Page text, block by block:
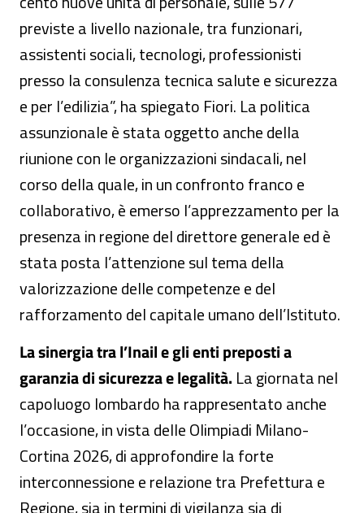
previste a livello nazionale, tra funzionari,
assistenti sociali, tecnologi, professionisti
presso la consulenza tecnica salute e sicurezza
e per l’edilizia”, ha spiegato Fiori. La politica
assunzionale è stata oggetto anche della
riunione con le organizzazioni sindacali, nel
corso della quale, in un confronto franco e
collaborativo, è emerso l’apprezzamento per la
presenza in regione del direttore generale ed è
stata posta l’attenzione sul tema della
valorizzazione delle competenze e del
rafforzamento del capitale umano dell’Istituto.
La sinergia tra l’Inail e gli enti preposti a
garanzia di sicurezza e legalità. La giornata nel
capoluogo lombardo ha rappresentato anche
l’occasione, in vista delle Olimpiadi Milano-
Cortina 2026, di approfondire la forte
interconnessione e relazione tra Prefettura e
Regione, sia in termini di vigilanza sia di